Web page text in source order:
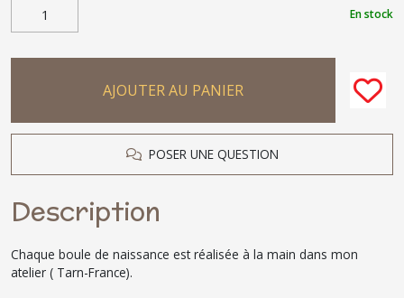
En stock
AJOUTER AU PANIER
POSER UNE QUESTION
Description
Chaque boule de naissance est réalisée à la main dans mon
atelier ( Tarn-France).